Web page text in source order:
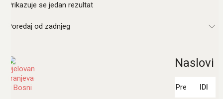
Prikazuje se jedan rezultat
Poredaj od zadnjeg
Naslovi
IDI